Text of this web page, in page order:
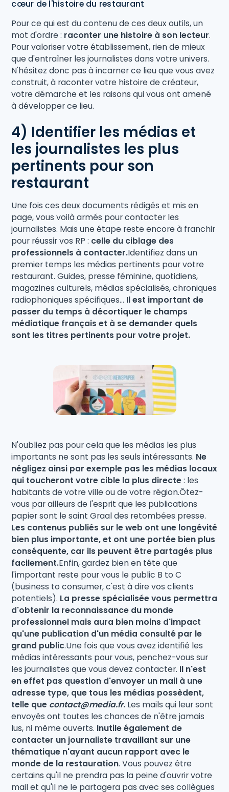
cœur de l'histoire du restaurant
Pour ce qui est du contenu de ces deux outils, un
mot d'ordre : raconter une histoire à son lecteur.
Pour valoriser votre établissement, rien de mieux
que d'entraîner les journalistes dans votre univers.
N'hésitez donc pas à incarner ce lieu que vous avez
construit, à raconter votre histoire de créateur,
votre démarche et les raisons qui vous ont amené
à développer ce lieu.
4) Identifier les médias et
les journalistes les plus
pertinents pour son
restaurant
Une fois ces deux documents rédigés et mis en
page, vous voilà armés pour contacter les
journalistes. Mais une étape reste encore à franchir
pour réussir vos RP : celle du ciblage des
professionnels à contacter.Identifiez dans un
premier temps les médias pertinents pour votre
restaurant. Guides, presse féminine, quotidiens,
magazines culturels, médias spécialisés, chroniques
radiophoniques spécifiques... Il est important de
passer du temps à décortiquer le champs
médiatique français et à se demander quels
sont les titres pertinents pour votre projet.
N'oubliez pas pour cela que les médias les plus
importants ne sont pas les seuls intéressants. Ne
négligez ainsi par exemple pas les médias locaux
qui toucheront votre cible la plus directe: les
habitants de votre ville ou de votre région.Ôtez-
vous par ailleurs de l'esprit que les publications
papier sont le saint Graal des retombées presse.
Les contenus publiés sur le web ont une longévité
bien plus importante, et ont une portée bien plus
conséquente, car ils peuvent être partagés plus
facilement.Enfin, gardez bien en tête que
l'important reste pour vous le public B to C
(business to consumer, c'est à dire vos clients
potentiels). La presse spécialisée vous permettra
d'obtenir la reconnaissance du monde
professionnel mais aura bien moins d'impact
qu'une publication d'un média consulté par le
grand public.Une fois que vous avez identifié les
médias intéressants pour vous, penchez-vous sur
les journalistes que vous devez contacter. Il n'est
en effet pas question d'envoyer un mail à une
adresse type, que tous les médias possèdent,
telle que contact@media.fr. Les mails qui leur sont
envoyés ont toutes les chances de n'être jamais
lus, ni même ouverts. Inutile également de
contacter un journaliste travaillant sur une
thématique n'ayant aucun rapport avec le
monde de la restauration. Vous pouvez être
certains qu'il ne prendra pas la peine d'ouvrir votre
mail et qu'il ne le partagera pas avec ses collègues